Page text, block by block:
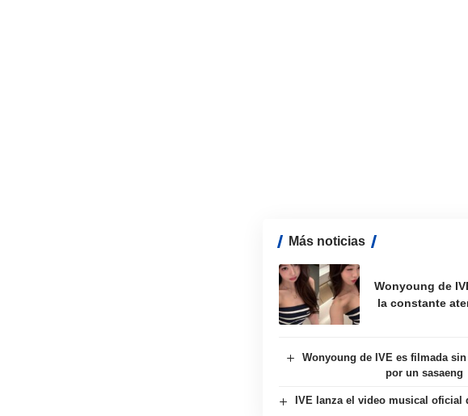
Más noticias
Wonyoung de
la constante
Wonyoung de IVE es filmada
por un sasaeng
IVE lanza el video musical oficial